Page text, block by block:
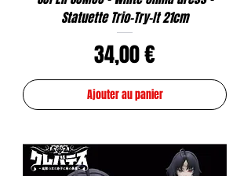
Statuette Trio-Try-It 21cm
Prix
34,00 €
Ajouter au panier